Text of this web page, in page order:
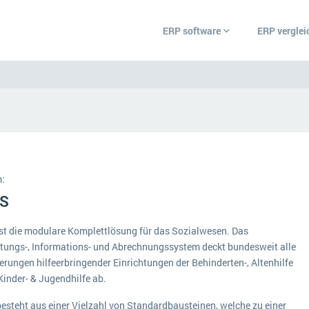
ERP software
Plattform
ERP
aus
diese
Handwerk
IKT
wichtigsten Punkte, die es zu beachten gilt
Service Level Agreements (SLA) und ERP: Was muss man wissen?
ERP-Software für Abfallentsorger
die modulare Komplettlösung für das Sozialwesen. Das
, Informations- und Abrechnungssystem deckt bundesweit alle
hilfeerbringender Einrichtungen der Behinderten-, Altenhilfe
& Jugendhilfe ab.
aus einer Vielzahl von Standardbausteinen, welche zu einer